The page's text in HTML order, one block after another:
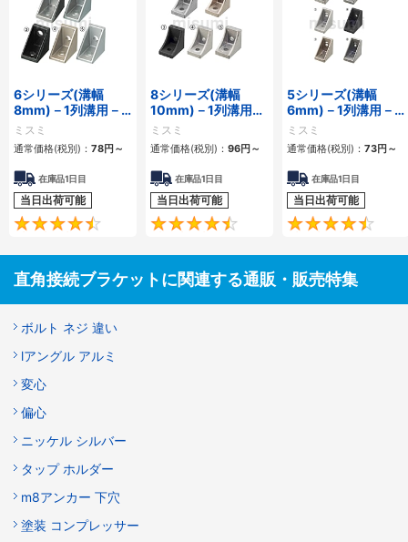
6シリーズ(溝幅
8mm)－1列溝用－
突起付反転ブラケッ
ト
ミスミ
通常価格(税別)： 78円～
在庫品1日目
当日出荷可能
4.5
8シリーズ(溝幅
10mm)－1列溝用－
突起付反転ブラケッ
ト
ミスミ
通常価格(税別)： 96円～
在庫品1日目
当日出荷可能
4.7
5シリーズ(溝幅
6mm)－1列溝用－
突起付反転ブラケッ
ト
ミスミ
通常価格(税別)： 73円～
在庫品1日目
当日出荷可能
直角接続ブラケットに関連する通販・販売特集
ボルト ネジ 違い
lアングル アルミ
変心
偏心
ニッケル シルバー
タップ ホルダー
m8アンカー 下穴
塗装 コンプレッサー